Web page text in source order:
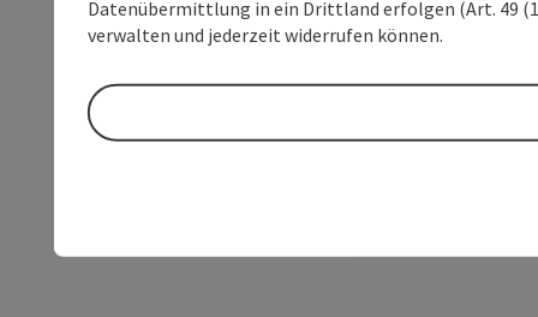
Datenübermittlung in ein Drittland erfolgen (Art. 49
verwalten und jederzeit widerrufen können.